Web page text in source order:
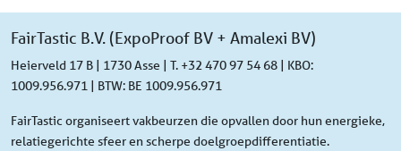
FairTastic B.V. (ExpoProof BV + Amalexi BV)
Heierveld 17 B | 1730 Asse | T. +32 470 97 54 68 | KBO:
1009.956.971 | BTW: BE 1009.956.971
FairTastic organiseert vakbeurzen die opvallen door hun energieke,
relatiegerichte sfeer en scherpe doelgroepdifferentiatie.